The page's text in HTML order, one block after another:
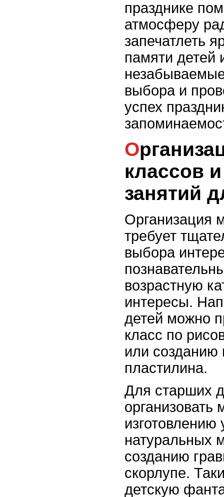
празднике
атмосферу
запечатлеть
памяти детей
выбора и
успех
Организация мастер-
классов
занятий
Организация
требует
выбора
возрастную
интересы.
детей можно
класс по
или созданию
пластилина.
Для старших
организовать
натуральных
созданию
скорлупе.
детскую